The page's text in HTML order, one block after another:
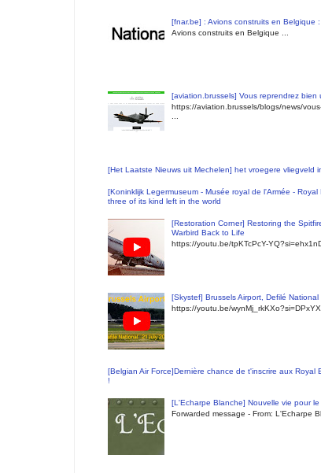
[fnar.be] : Avions construits en Belgique
Avions construits en Belgique ...
[aviation.brussels] Vous reprendrez bien
https://aviation.brussels/blogs/news/
[Het Laatste Nieuws uit Mechelen] het vroegere vliegveld
[Koninklijk Legermuseum - Musée royal de l'Armée -
three of its kind left in the world
[Restoration Corner] Restoring the
Warbird Back to Life
https://youtu.be/tpKTcPcY-
[Skystef] Brussels Airport, Defilé
https://youtu.be/
[Belgian Air Force]Dernière chance de t'inscrire aux Royal
!
[L'Echarpe Blanche] Nouvelle vie pour
Forwarded message - From: L'Echarpe